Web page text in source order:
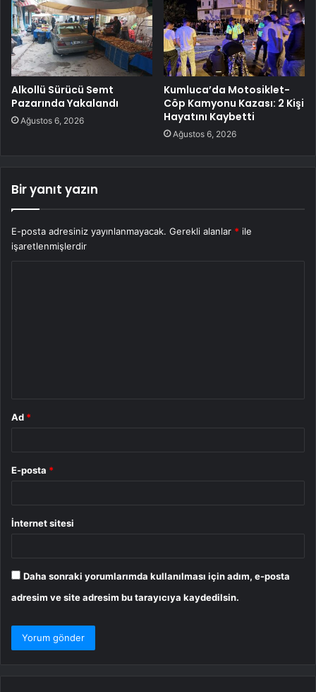
Alkollü Sürücü Semt
Pazarında Yakalandı
Ağustos 6, 2026
Kumluca’da Motosiklet-
Cöp Kamyonu Kazası: 2 Kişi
Hayatını Kaybetti
Ağustos 6, 2026
Bir yanıt yazın
E-posta adresiniz yayınlanmayacak. Gerekli alanlar * ile
işaretlenmişlerdir
Ad *
E-posta *
İnternet sitesi
Daha sonraki yorumlarımda kullanılması için adım, e-posta
adresim ve site adresim bu tarayıcıya kaydedilsin.